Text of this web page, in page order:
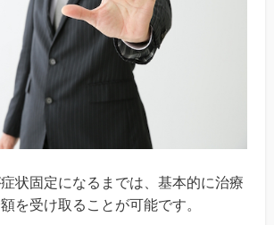
状固定になるまでは、基本的に治療
を受け取ることが可能です。